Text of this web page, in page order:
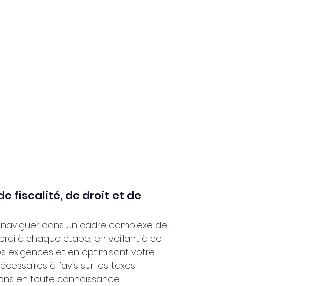
fiscalité, de droit et de
dans un cadre complexe de
à chaque étape, en veillant à ce
exigences et en optimisant votre
à l'avis sur les taxes
en toute connaissance.